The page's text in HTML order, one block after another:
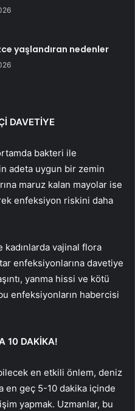
yaşlandıran nedenler
DAVETİYE
bakteri ile
adeta uygun bir zemin
maruz kalan mayolar ise
enfeksiyon riskini daha
kadınlarda vajinal flora
enfeksiyonlarına davetiye
yanma hissi ve kötü
enfeksiyonların habercisi
10 DAKİKA!
en etkili önlem, deniz
en geç 5-10 dakika içinde
yapmak. Uzmanlar, bu